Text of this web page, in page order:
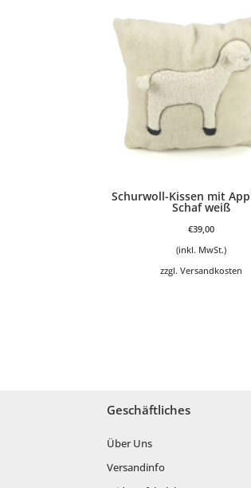
Schurwoll-Kissen mit
Schaf weiß
€39,00
(inkl. MwSt.)
zzgl.Versandkosten
Geschäftliches
Über Uns
Versandinfo